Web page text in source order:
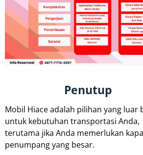
Penutup
Mobil Hiace adalah pilihan yang luar
untuk kebutuhan transportasi Anda,
terutama jika Anda memerlukan
penumpang yang besar.